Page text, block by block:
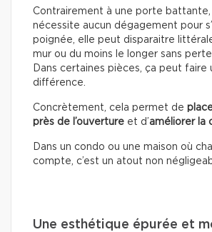
Contrairement à une porte battante,
nécessite aucun dégagement pour
poignée, elle peut disparaitre
mur ou du moins le longer sans perte
Dans certaines pièces, ça peut faire
différence.
Concrètement, cela permet de
près de l’ouverture et d’améliorer la
Dans un condo ou une maison où
compte, c’est un atout non
Une esthétique épurée et